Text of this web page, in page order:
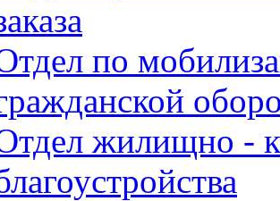
по
жилищно -